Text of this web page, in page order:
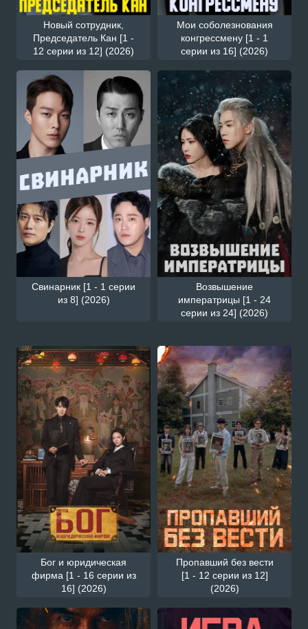
Новый сотрудник,
Председатель Кан [1 -
12 серии из 12] (2026)
Мои соболезнования
конгрессмену [1 - 1
серии из 16] (2026)
Свинарник [1 - 1 серии
из 8] (2026)
Возвышение
императрицы [1 - 24
серии из 24] (2026)
Бог и юридическая
фирма [1 - 16 серии из
16] (2026)
Пропавший без вести
[1 - 12 серии из 12]
(2026)